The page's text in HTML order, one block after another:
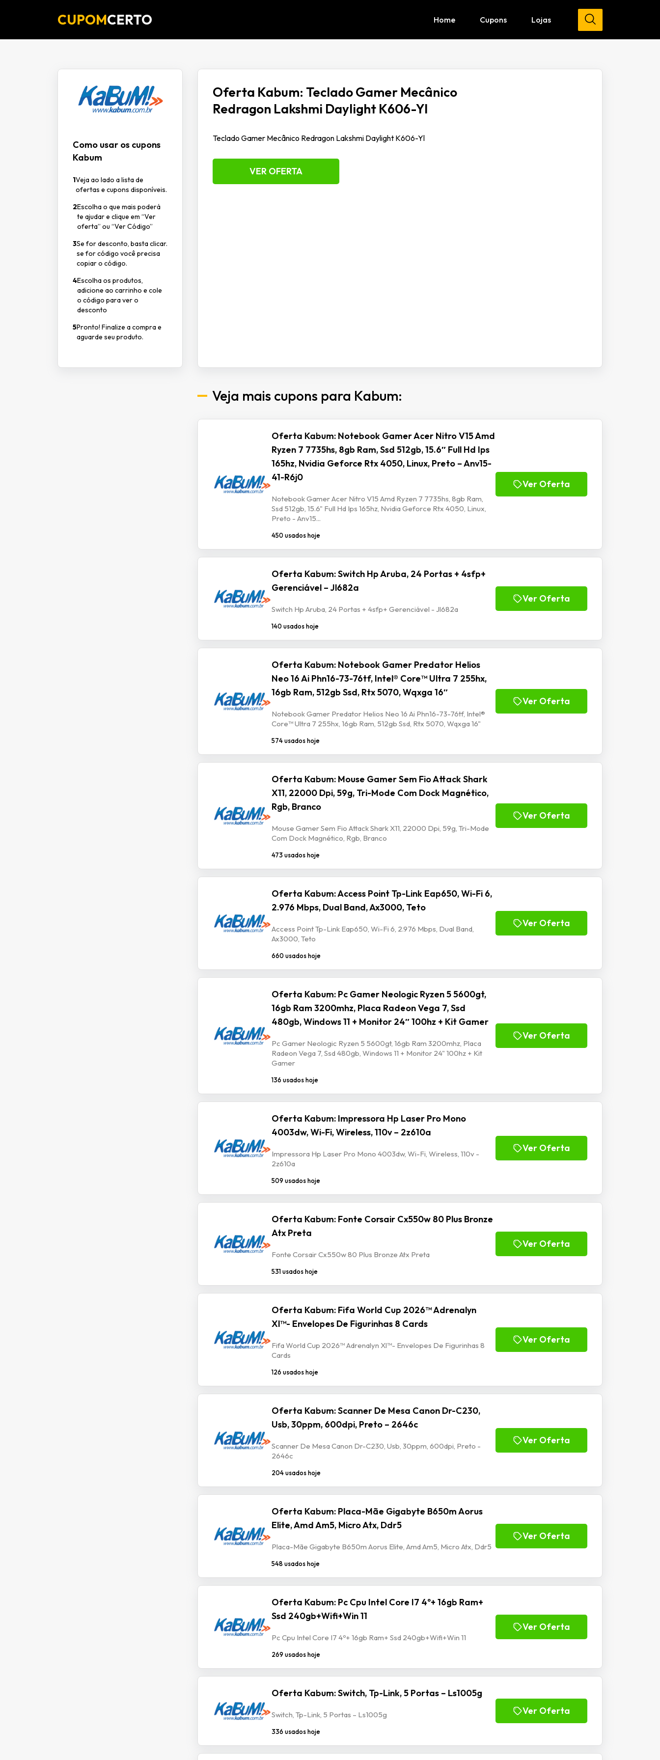
CUPOMCERTO Home Cupons Lojas
Como usar os cupons
Kabum
1Veja ao lado a lista de
ofertas e cupons disponíveis.
2Escolha o que mais poderá
te ajudar e clique em “Ver
oferta” ou “Ver Código”
3Se for desconto, basta clicar.
se for código você precisa
copiar o código.
4Escolha os produtos,
adicione ao carrinho e cole
o código para ver o
desconto
5Pronto! Finalize a compra e
aguarde seu produto.
Oferta Kabum: Teclado Gamer Mecânico
Redragon Lakshmi Daylight K606-Yl
Teclado Gamer Mecânico Redragon Lakshmi Daylight K606-Yl
VER OFERTA
Veja mais cupons para Kabum:
Oferta Kabum: Notebook Gamer Acer Nitro V15 Amd
Ryzen 7 7735hs, 8gb Ram, Ssd 512gb, 15.6″ Full Hd Ips
165hz, Nvidia Geforce Rtx 4050, Linux, Preto – Anv15-
41-R6j0
Notebook Gamer Acer Nitro V15 Amd Ryzen 7 7735hs, 8gb Ram,
Ssd 512gb, 15.6" Full Hd Ips 165hz, Nvidia Geforce Rtx 4050, Linux,
Preto - Anv15...
450 usados hoje
Ver Oferta
Oferta Kabum: Switch Hp Aruba, 24 Portas + 4sfp+
Gerenciável – Jl682a
Switch Hp Aruba, 24 Portas + 4sfp+ Gerenciável - Jl682a
140 usados hoje
Ver Oferta
Oferta Kabum: Notebook Gamer Predator Helios
Neo 16 Ai Phn16-73-76tf, Intel® Core™ Ultra 7 255hx,
16gb Ram, 512gb Ssd, Rtx 5070, Wqxga 16″
Notebook Gamer Predator Helios Neo 16 Ai Phn16-73-76tf, Intel®
Core™ Ultra 7 255hx, 16gb Ram, 512gb Ssd, Rtx 5070, Wqxga 16"
574 usados hoje
Ver Oferta
Oferta Kabum: Mouse Gamer Sem Fio Attack Shark
X11, 22000 Dpi, 59g, Tri-Mode Com Dock Magnético,
Rgb, Branco
Mouse Gamer Sem Fio Attack Shark X11, 22000 Dpi, 59g, Tri-Mode
Com Dock Magnético, Rgb, Branco
473 usados hoje
Ver Oferta
Oferta Kabum: Access Point Tp-Link Eap650, Wi-Fi 6,
2.976 Mbps, Dual Band, Ax3000, Teto
Access Point Tp-Link Eap650, Wi-Fi 6, 2.976 Mbps, Dual Band,
Ax3000, Teto
660 usados hoje
Ver Oferta
Oferta Kabum: Pc Gamer Neologic Ryzen 5 5600gt,
16gb Ram 3200mhz, Placa Radeon Vega 7, Ssd
480gb, Windows 11 + Monitor 24″ 100hz + Kit Gamer
Pc Gamer Neologic Ryzen 5 5600gt, 16gb Ram 3200mhz, Placa
Radeon Vega 7, Ssd 480gb, Windows 11 + Monitor 24" 100hz + Kit
Gamer
136 usados hoje
Ver Oferta
Oferta Kabum: Impressora Hp Laser Pro Mono
4003dw, Wi-Fi, Wireless, 110v – 2z610a
Impressora Hp Laser Pro Mono 4003dw, Wi-Fi, Wireless, 110v -
2z610a
509 usados hoje
Ver Oferta
Oferta Kabum: Fonte Corsair Cx550w 80 Plus Bronze
Atx Preta
Fonte Corsair Cx550w 80 Plus Bronze Atx Preta
531 usados hoje
Ver Oferta
Oferta Kabum: Fifa World Cup 2026™ Adrenalyn
Xl™- Envelopes De Figurinhas 8 Cards
Fifa World Cup 2026™ Adrenalyn Xl™- Envelopes De Figurinhas 8
Cards
126 usados hoje
Ver Oferta
Oferta Kabum: Scanner De Mesa Canon Dr-C230,
Usb, 30ppm, 600dpi, Preto – 2646c
Scanner De Mesa Canon Dr-C230, Usb, 30ppm, 600dpi, Preto -
2646c
204 usados hoje
Ver Oferta
Oferta Kabum: Placa-Mãe Gigabyte B650m Aorus
Elite, Amd Am5, Micro Atx, Ddr5
Placa-Mãe Gigabyte B650m Aorus Elite, Amd Am5, Micro Atx, Ddr5
548 usados hoje
Ver Oferta
Oferta Kabum: Pc Cpu Intel Core I7 4º+ 16gb Ram+
Ssd 240gb+Wifi+Win 11
Pc Cpu Intel Core I7 4º+ 16gb Ram+ Ssd 240gb+Wifi+Win 11
269 usados hoje
Ver Oferta
Oferta Kabum: Switch, Tp-Link, 5 Portas – Ls1005g
Switch, Tp-Link, 5 Portas – Ls1005g
336 usados hoje
Ver Oferta